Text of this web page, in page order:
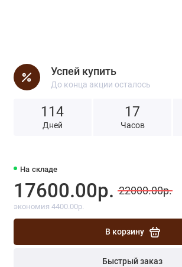
Успей купить
До конца акции осталось
114
Дней
17
Часов
На складе
17600.00р. 22000.00р.
экономия 4400.00р.
В корзину
Быстрый заказ